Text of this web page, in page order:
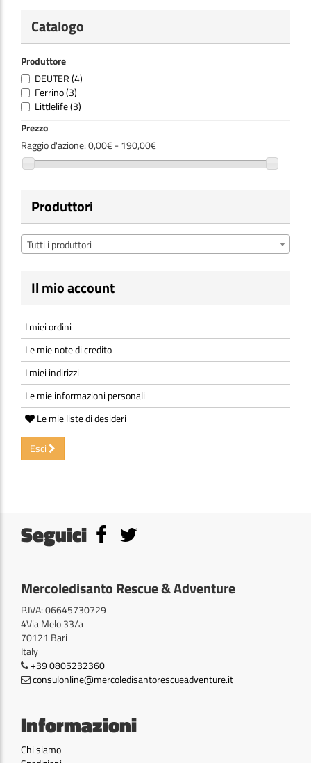
Catalogo
Produttore
DEUTER(4)
Ferrino(3)
Littlelife(3)
Prezzo
Raggio d'azione:0,00€ - 190,00€
Produttori
Tutti i produttori
Il mio account
I miei ordini
Le mie note di credito
I miei indirizzi
Le mie informazioni personali
Le mie liste di desideri
Esci
Seguici
Mercoledisanto Rescue & Adventure
P.IVA: 06645730729
4Via Melo 33/a
70121 Bari
Italy
+39 0805232360
consulonline@mercoledisantorescueadventure.it
Informazioni
Chi siamo